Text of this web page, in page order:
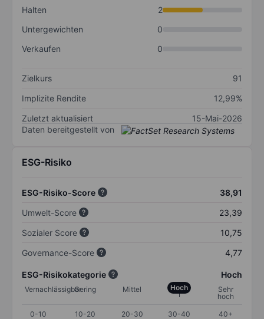
Halten
2
Untergewichten
0
Verkaufen
0
Zielkurs
91
Implizite Rendite
12,99%
Zuletzt aktualisiert
15-Mai-2026
Daten bereitgestellt von
ESG-Risiko
ESG-Risiko-Score
38,91
Umwelt-Score
23,39
Sozialer Score
10,75
Governance-Score
4,77
ESG-Risikokategorie Hoch
VernachlässigbarGering Mittel Hoch
Sehr
hoch
0-10
10-20 20-30 30-40 40+